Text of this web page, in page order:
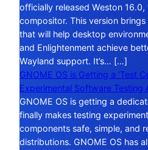
officially released Weston
compositor. This version
that will help desktop
and Enlightenment achieve
Wayland support. It’s… […]
GNOME OS is Getting a ‘Test
Experimental Software Testing
GNOME OS is getting a
finally makes testing
components safe, simple, and
distributions. GNOME OS has